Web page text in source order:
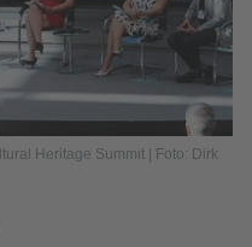
Heritage Summit | Foto: Dirk